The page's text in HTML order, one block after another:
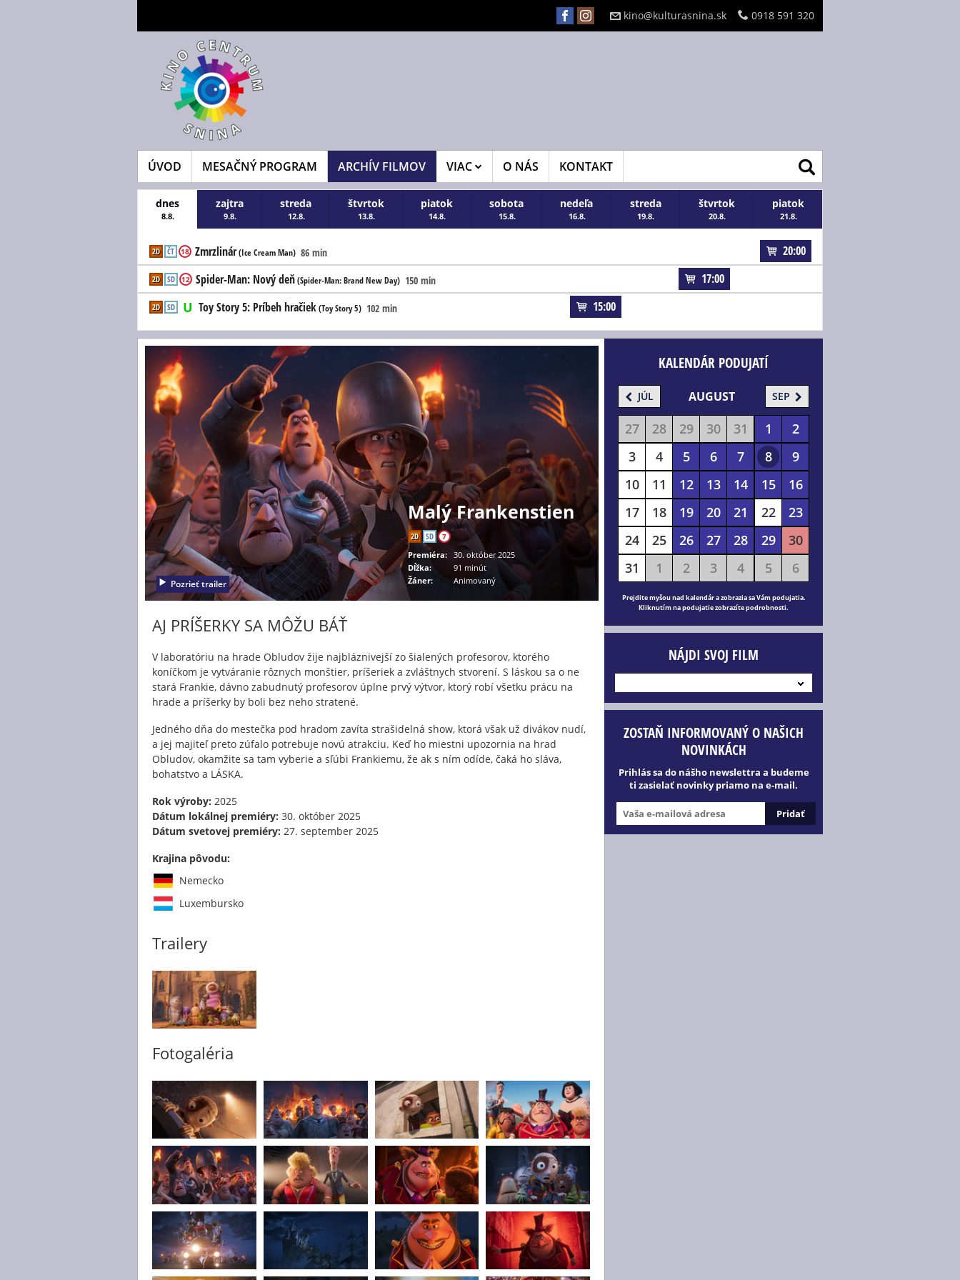
kino@kulturasnina.sk 0918 591 320
ÚVOD MESAČNÝ PROGRAM ARCHÍV FILMOV VIAC O NÁS KONTAKT
dnes
8.8.
zajtra
9.8.
streda
12.8.
štvrtok
13.8.
piatok
14.8.
sobota
15.8.
nedeľa
16.8.
streda
19.8.
štvrtok
20.8.
piatok
21.8.
Zmrzlinár(Ice Cream Man) 86 min
2D ČT 18
20:00
Spider-Man: Nový deň(Spider-Man: Brand New Day) 150 min
2D SD 12
17:00
Toy Story 5: Príbeh hračiek(Toy Story 5) 102 min
2D SD 15:00
Pozrieť trailer
Malý Frankenstien
2D SD 7
Premiéra: 30. október 2025
Dĺžka:
91 minút
Žáner:
Animovaný
AJ PRÍŠERKY SA MÔŽU BÁŤ
V laboratóriu na hrade Obludov žije najbláznivejší zo šialených profesorov, ktorého
koníčkom je vytváranie rôznych monštier, príšeriek a zvláštnych stvorení. S láskou sa o ne
stará Frankie, dávno zabudnutý profesorov úplne prvý výtvor, ktorý robí všetku prácu na
hrade a príšerky by boli bez neho stratené.
Jedného dňa do mestečka pod hradom zavíta strašidelná show, ktorá však už divákov nudí,
a jej majiteľ preto zúfalo potrebuje novú atrakciu. Keď ho miestni upozornia na hrad
Obludov, okamžite sa tam vyberie a sľúbi Frankiemu, že ak s ním odíde, čaká ho sláva,
bohatstvo a LÁSKA.
Rok výroby: 2025
Dátum lokálnej premiéry: 30. október 2025
Dátum svetovej premiéry: 27. september 2025
Krajina pôvodu:
Nemecko
Luxembursko
Trailery
Fotogaléria
KALENDÁR PODUJATÍ
JÚL AUGUST SEP
27 28 29 30 31 1
2
3
4 5 6 7 8
9
10
11 12 13 14 15
16
17
18 19 20 21 22
23
24
25 26 27 28 29
30
31
1 2 3 4 5 6
Prejdite myšou nad kalendár a zobrazia sa Vám podujatia.
Kliknutím na podujatie zobrazíte podrobnosti.
NÁJDI SVOJ FILM
ZOSTAŇ INFORMOVANÝ O NAŠICH
NOVINKÁCH
Prihlás sa do nášho newslettra a budeme
ti zasielať novinky priamo na e-mail.